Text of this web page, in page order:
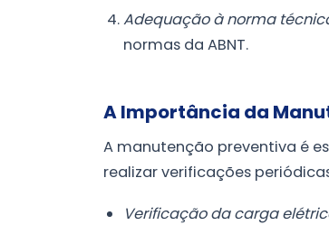
Adequação à norma
normas da ABNT.
A Importância da
A manutenção preventiva é
realizar verificações
Verificação da carga